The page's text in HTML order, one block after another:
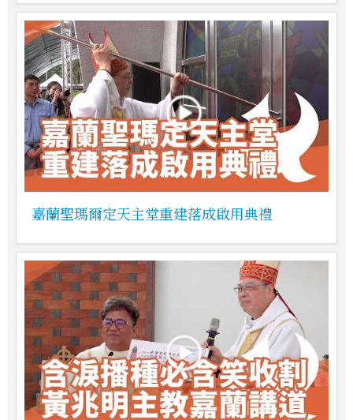
嘉蘭聖瑪爾定天主堂重建落成啟用典禮